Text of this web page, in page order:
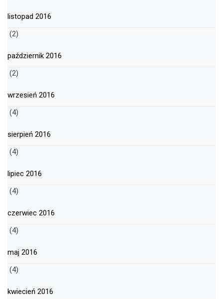
listopad 2016
(2)
październik 2016
(2)
wrzesień 2016
(4)
sierpień 2016
(4)
lipiec 2016
(4)
czerwiec 2016
(4)
maj 2016
(4)
kwiecień 2016